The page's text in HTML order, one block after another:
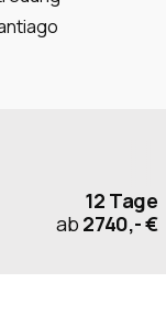
12 Tage
ab 2740,- €